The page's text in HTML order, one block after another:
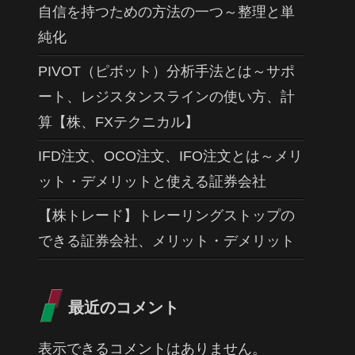
自信を持つための方法の一つ～整理と単
純化
PIVOT（ピボット）分析手法とは～サポ
ート、レジスタンスラインの使い方、計
算【株、FXテクニカル】
IFD注文、OCO注文、IFO注文とは～メリ
ット・デメリットと使える証券会社
【株トレード】トレーリングストップの
できる証券会社、メリット・デメリット
最近のコメント
表示できるコメントはありません。